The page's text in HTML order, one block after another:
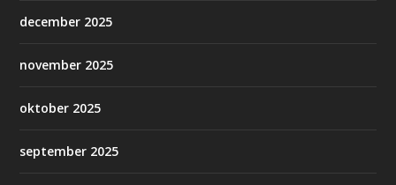
december 2025
november 2025
oktober 2025
september 2025